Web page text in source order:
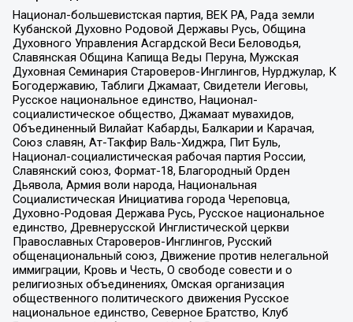
Национал-большевистская партия, ВЕК РА, Рада земли
Кубанской Духовно Родовой Державы Русь, Община
Духовного Управления Асгардской Веси Беловодья,
Славянская Община Капища Веды Перуна, Мужская
Духовная Семинария Староверов-Инглингов, Нурджулар, К
Богодержавию, Таблиги Джамаат, Свидетели Иеговы,
Русское национальное единство, Национал-
социалистическое общество, Джамаат мувахидов,
Объединенный Вилайат Кабарды, Балкарии и Карачая,
Союз славян, Ат-Такфир Валь-Хиджра, Пит Буль,
Национал-социалистическая рабочая партия России,
Славянский союз, Формат-18, Благородный Орден
Дьявола, Армия воли народа, Национальная
Социалистическая Инициатива города Череповца,
Духовно-Родовая Держава Русь, Русское национальное
единство, Древнерусской Инглистической церкви
Православных Староверов-Инглингов, Русский
общенациональный союз, Движение против нелегальной
иммиграции, Кровь и Честь, О свободе совести и о
религиозных объединениях, Омская организация
общественного политического движения Русское
национальное единство, Северное Братство, Клуб